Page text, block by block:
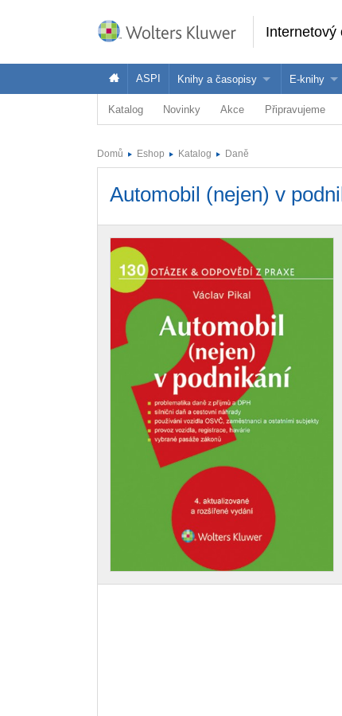
Internetový
ASPI Knihy a časopisy
Knihy
E-knihy
Jak na
Katalog Novinky Akce Připravujeme
Domů Eshop Katalog Daně
Automobil (nejen) v